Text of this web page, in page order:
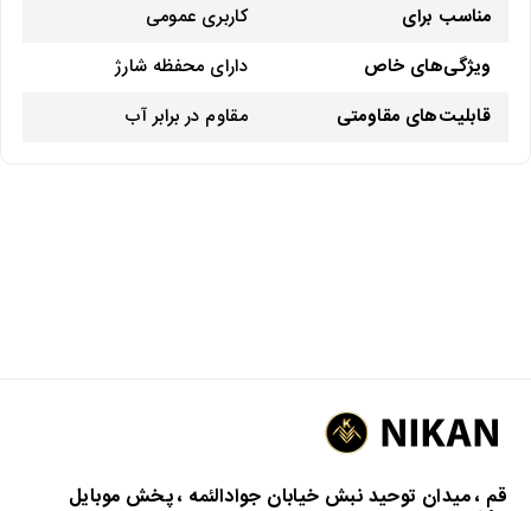
مناسب برای
کاربری عمومی
ویژگی‌های خاص
دارای محفظه شارژ
قابلیت‌های مقاومتی
مقاوم در برابر آب
قم ، میدان توحید نبش خیابان جوادالئمه ، پخش موبایل